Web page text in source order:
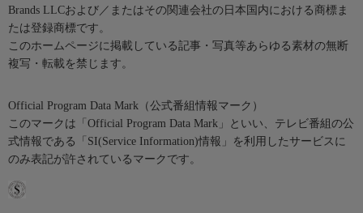
Brands LLCおよび／またはその関連会社の日本国内における商標ま
たは登録商標です。
このホームページに掲載している記事・写真等あらゆる素材の無断
複写・転載を禁じます。
Official Program Data Mark（公式番組情報マーク）
このマークは「Official Program Data Mark」といい、テレビ番組の公
式情報である「SI(Service Information)情報」を利用したサービスに
のみ表記が許されているマークです。